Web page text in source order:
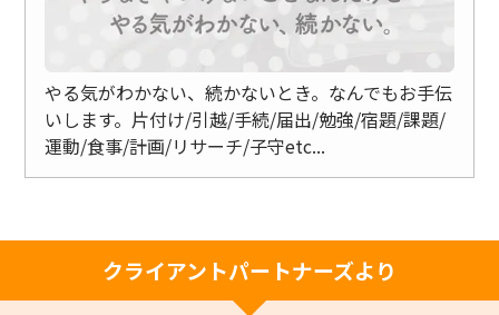
やる気がわかない、続かないとき。なんでもお手伝
いします。片付け/引越/手続/届出/勉強/宿題/課題/
運動/食事/計画/リサーチ/子守etc...
クライアントパートナーズより